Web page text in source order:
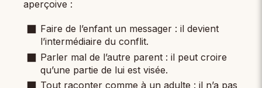
aperçoive :
Faire de l’enfant un messager : il devient
l’intermédiaire du conflit.
Parler mal de l’autre parent : il peut croire
qu’une partie de lui est visée.
Tout raconter comme à un adulte : il n’a pas